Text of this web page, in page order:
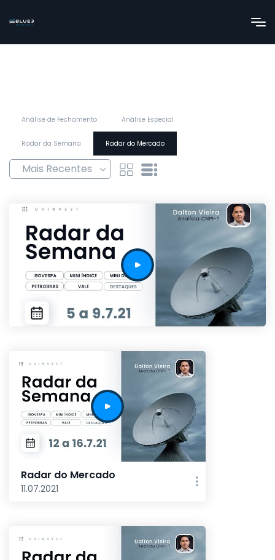
Análise de Fechamento Análise Especial
Radar da Semana Radar do Mercado
Radar do Mercado
11.07.2021